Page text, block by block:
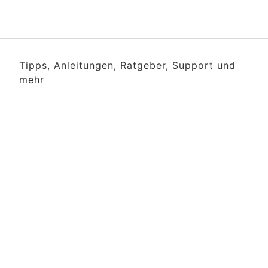
Tipps, Anleitungen, Ratgeber, Support und
mehr